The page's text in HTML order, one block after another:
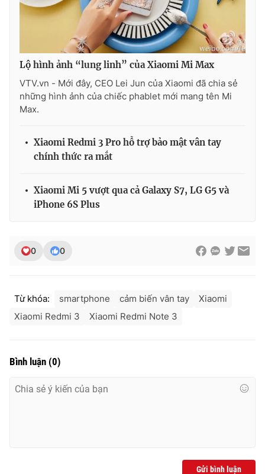
Ðiện thoại Thời báo VTV:024.66 897 897
toasoan@vtv.vn
Liên hệ quảng cáo:024-7300.7108
® Cấm sao chép dưới mọi hình thức nếu không có sự chấp
Lộ hình ảnh “lung linh” của Xiaomi Mi Max
VTV.vn - Mới đây, CEO Lei Jun của Xiaomi đã chia sẻ
những hình ảnh của chiếc phablet mới mang tên Mi
Max.
Xiaomi Redmi 3 Pro hỗ trợ bảo mật vân tay
chính thức ra mắt
Xiaomi Mi 5 vượt qua cả Galaxy S7, LG G5 và
iPhone 6S Plus
0 0
Từ khóa: smartphone cảm biến vân tay
Xiaomi
Xiaomi Redmi 3
Xiaomi Redmi Note 3
Bình luận (0)
Gửi bình luận